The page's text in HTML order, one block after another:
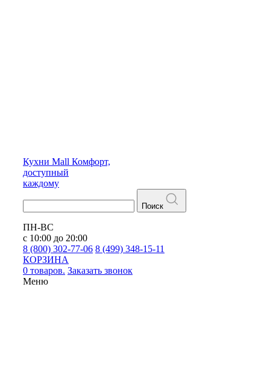
Кухни Mall Комфорт,
доступный
каждому
Поиск
ПН-ВС
с 10:00 до 20:00
8 (800) 302-77-06 8 (499) 348-15-11
КОРЗИНА
0 товаров. Заказать звонок
Меню